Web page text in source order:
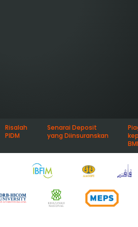
Risalah
PIDM
Senarai Deposit
yang Diinsuranskan